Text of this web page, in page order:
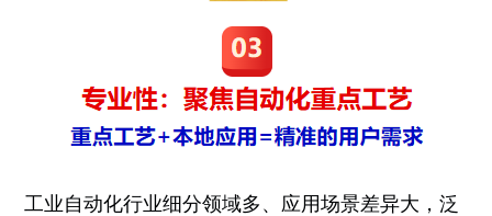
工业自动化行业细分领域多、应用场景差异大，泛